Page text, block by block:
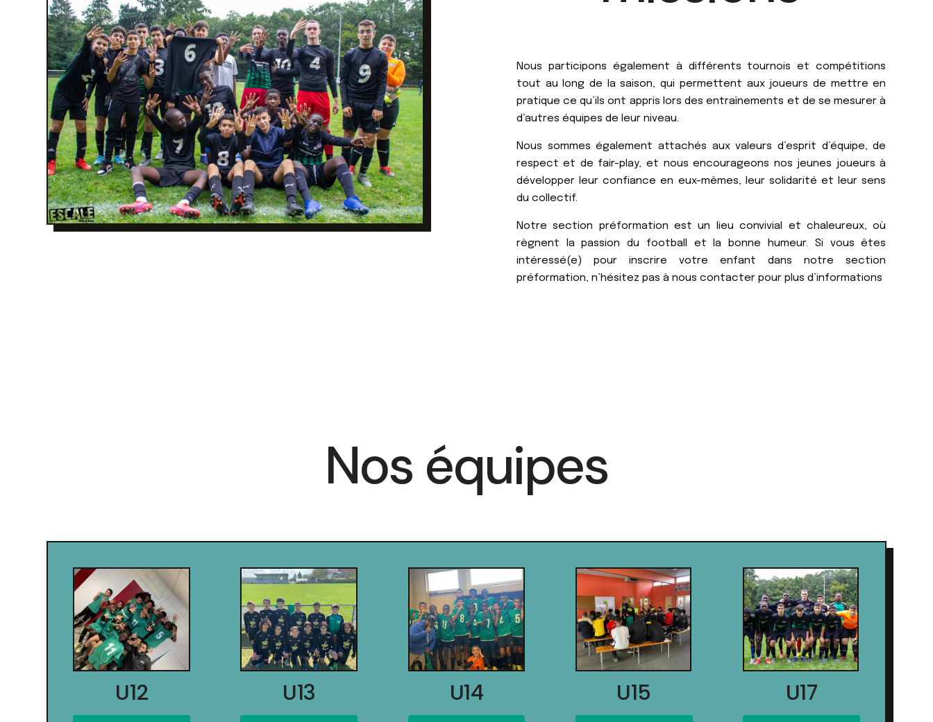
Nous participons également à différents tournois et compétitions
tout au long de la saison, qui permettent aux joueurs de mettre en
pratique ce qu’ils ont appris lors des entraînements et de se mesurer à
d’autres équipes de leur niveau.
Nous sommes également attachés aux valeurs d’esprit d’équipe, de
respect et de fair-play, et nous encourageons nos jeunes joueurs à
développer leur confiance en eux-mêmes, leur solidarité et leur sens
du collectif.
Notre section préformation est un lieu convivial et chaleureux, où
règnent la passion du football et la bonne humeur. Si vous êtes
intéressé(e) pour inscrire votre enfant dans notre section
préformation, n’hésitez pas à nous contacter pour plus d’informations
Nos équipes
U12 U13 U14 U15 U17